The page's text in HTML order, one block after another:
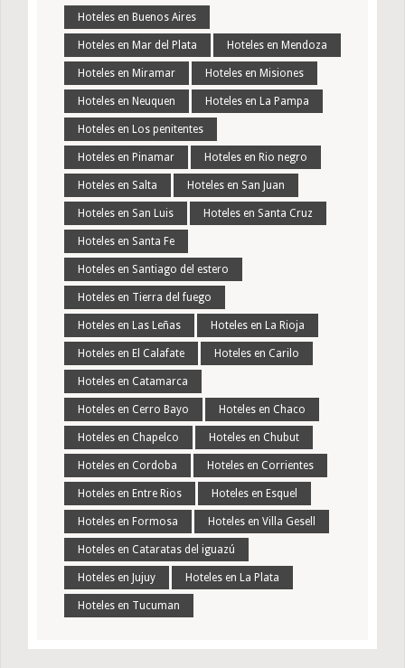
Hoteles en Buenos Aires
Hoteles en Mar del Plata Hoteles en Mendoza
Hoteles en Miramar Hoteles en Misiones
Hoteles en Neuquen Hoteles en La Pampa
Hoteles en Los penitentes
Hoteles en Pinamar Hoteles en Rio negro
Hoteles en Salta Hoteles en San Juan
Hoteles en San Luis Hoteles en Santa Cruz
Hoteles en Santa Fe
Hoteles en Santiago del estero
Hoteles en Tierra del fuego
Hoteles en Las Leñas Hoteles en La Rioja
Hoteles en El Calafate Hoteles en Carilo
Hoteles en Catamarca
Hoteles en Cerro Bayo Hoteles en Chaco
Hoteles en Chapelco Hoteles en Chubut
Hoteles en Cordoba Hoteles en Corrientes
Hoteles en Entre Rios Hoteles en Esquel
Hoteles en Formosa Hoteles en Villa Gesell
Hoteles en Cataratas del iguazú
Hoteles en Jujuy Hoteles en La Plata
Hoteles en Tucuman